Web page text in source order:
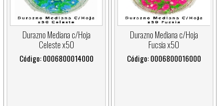
Durazno Mediana c/Hoja
Celeste x50
Código: 0006800014000
Durazno Mediana c/Hoja
Fucsia x50
Código: 0006800016000